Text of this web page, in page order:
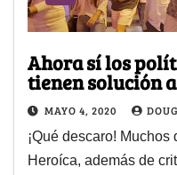
Ahora sí los
tienen solución
MAYO 4, 2020
¡Qué descaro!
Heroíca, además de